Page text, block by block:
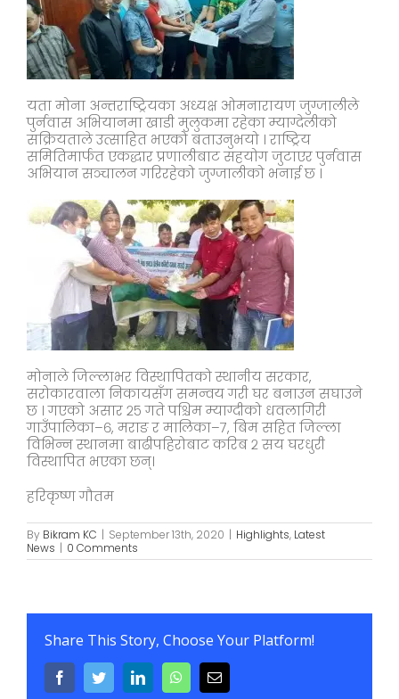
यता मोना अन्तराष्ट्रियका अध्यक्ष ओमनारायण जुग्जालीले
पुर्नवास अभियानमा खाडी मुलुकमा रहेका म्याग्देलीको
सक्रियताले उत्साहित भएको बताउनुभयो । राष्ट्रिय
समितिमार्फत एकद्धार प्रणालीबाट सहयोग जुटाएर पुर्नवास
अभियान सञ्चालन गरिरहेको जुग्जालीको भनाई छ ।
मोनाले जिल्लाभर विस्थापितको स्थानीय सरकार,
सरोकारवाला निकायसँग समन्वय गरी घर बनाउन सघाउने
छ । गएको असार २५ गते पश्चिम म्याग्दीको धवलागिरी
गाउँपालिका–६, मराङ र मालिका–७, बिम सहित जिल्ला
विभिन्न स्थानमा बाढीपहिरोबाट करिब २ सय घरधुरी
विस्थापित भएका छन्।
हरिकृष्ण गौतम
By Bikram KC | September 13th, 2020 | Highlights, Latest
News | 0 Comments
Share This Story, Choose Your Platform!
FacebookTwitterLinkedInWhatsAppEmail